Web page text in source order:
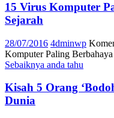
15 Virus Komputer
Sejarah
28/07/2016 4dminwp
Komputer Paling Berbahaya
Sebaiknya anda tahu
Kisah 5 Orang
Dunia